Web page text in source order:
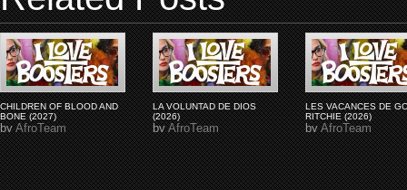
CHILDREN OF BLOOD AND
BONE (2027)
byAfroTeam
LA VOLUNTAD DE DIOS
(2026)
byAfroTeam
LES VACANCES DE
RITCHIE (2026)
byAfroTeam